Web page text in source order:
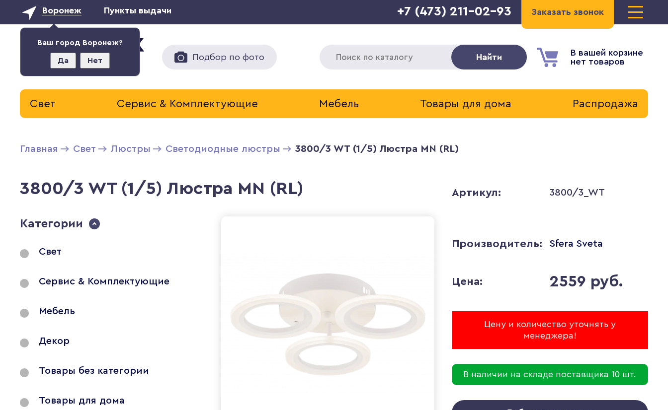
Воронеж
Ваш город Воронеж?
Да Нет
Пункты выдачи Заказать звонок
+7 (473) 211-02-93
Подбор по фото
В вашей корзине
нет товаров
Найти
Свет Сервис & Комплектующие Мебель Товары для дома Распродажа
Главная Свет Люстры Светодиодные люстры 3800/3 WT (1/5) Люстра MN (RL)
3800/3 WT (1/5) Люстра MN (RL)
Категории
Свет
Сервис & Комплектующие
Мебель
Декор
Товары без категории
Товары для дома
Артикул: 3800/3_WT
Производитель: Sfera Sveta
Цена: 2559 руб.
Цену и количество уточнять у
менеджера!
В наличии на складе поставщика 10 шт.